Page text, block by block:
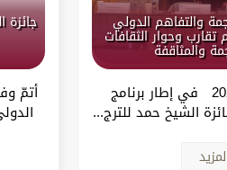
والتفاهم الدولي
وحوار الثقافات
والمثاقفة
باريس – 13 مايو 2024 في إطار برنامج
الشيخ حمد للترج...
جائزة
أتمّ